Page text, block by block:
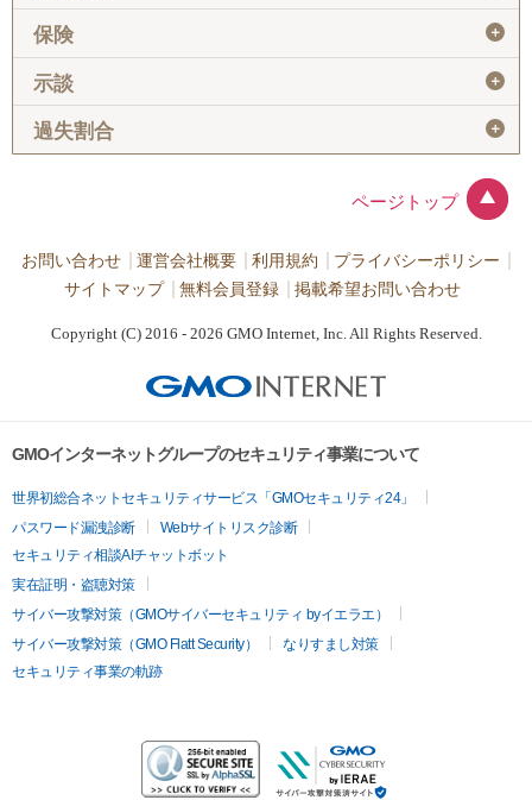
保険 ＋
示談 ＋
過失割合 ＋
ページトップ
お問い合わせ 運営会社概要 利用規約
プライバシーポリシー
サイトマップ
無料会員登録 掲載希望お問い合わせ
Copyright (C) 2016 - 2026 GMO Internet, Inc. All Rights Reserved.
GMOインターネットグループのセキュリティ事業について
世界初総合ネットセキュリティサービス「GMOセキュリティ24」
パスワード漏洩診断
Webサイトリスク診断
セキュリティ相談AIチャットボット
実在証明・盗聴対策
サイバー攻撃対策（GMOサイバーセキュリティ byイエラエ）
サイバー攻撃対策（GMO Flatt Security）
なりすまし対策
セキュリティ事業の軌跡